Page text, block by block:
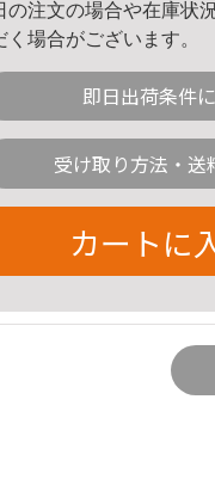
注文の場合や在庫状
場合がございます。
即日出荷条件
受け取り方法・送
カートに